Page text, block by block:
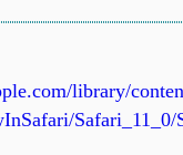
library/
Safari_11_0/